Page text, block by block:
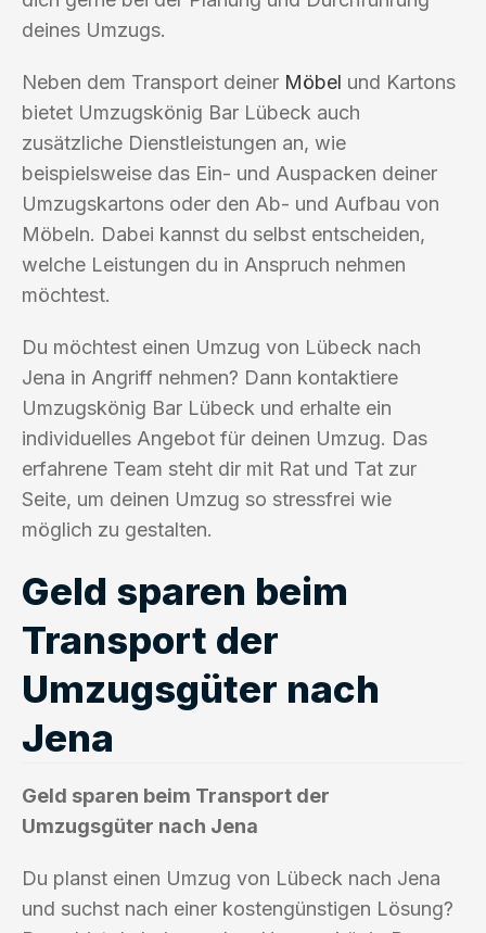
deines Umzugs.
Neben dem Transport deiner Möbel und Kartons
bietet Umzugskönig Bar Lübeck auch
zusätzliche Dienstleistungen an, wie
beispielsweise das Ein- und Auspacken deiner
Umzugskartons oder den Ab- und Aufbau von
Möbeln. Dabei kannst du selbst entscheiden,
welche Leistungen du in Anspruch nehmen
möchtest.
Du möchtest einen Umzug von Lübeck nach
Jena in Angriff nehmen? Dann kontaktiere
Umzugskönig Bar Lübeck und erhalte ein
individuelles Angebot für deinen Umzug. Das
erfahrene Team steht dir mit Rat und Tat zur
Seite, um deinen Umzug so stressfrei wie
möglich zu gestalten.
Geld sparen beim
Transport der
Umzugsgüter nach
Jena
Geld sparen beim Transport der
Umzugsgüter nach Jena
Du planst einen Umzug von Lübeck nach Jena
und suchst nach einer kostengünstigen Lösung?